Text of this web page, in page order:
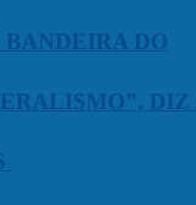
DO
DIZ